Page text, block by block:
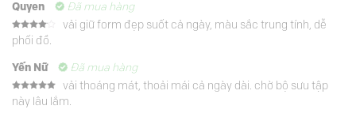
5 sao
Quyen Đã mua hàng
Được
xếp
5 sao
vải giữ form đẹp suốt cả ngày, màu sắc trung tính, dễ
phối đồ.
Yến Nữ Đã mua hàng
Được xếp
hạng55
vải thoáng mát, thoải mái cả ngày dài. chờ bộ sưu tập
này lâu lắm.